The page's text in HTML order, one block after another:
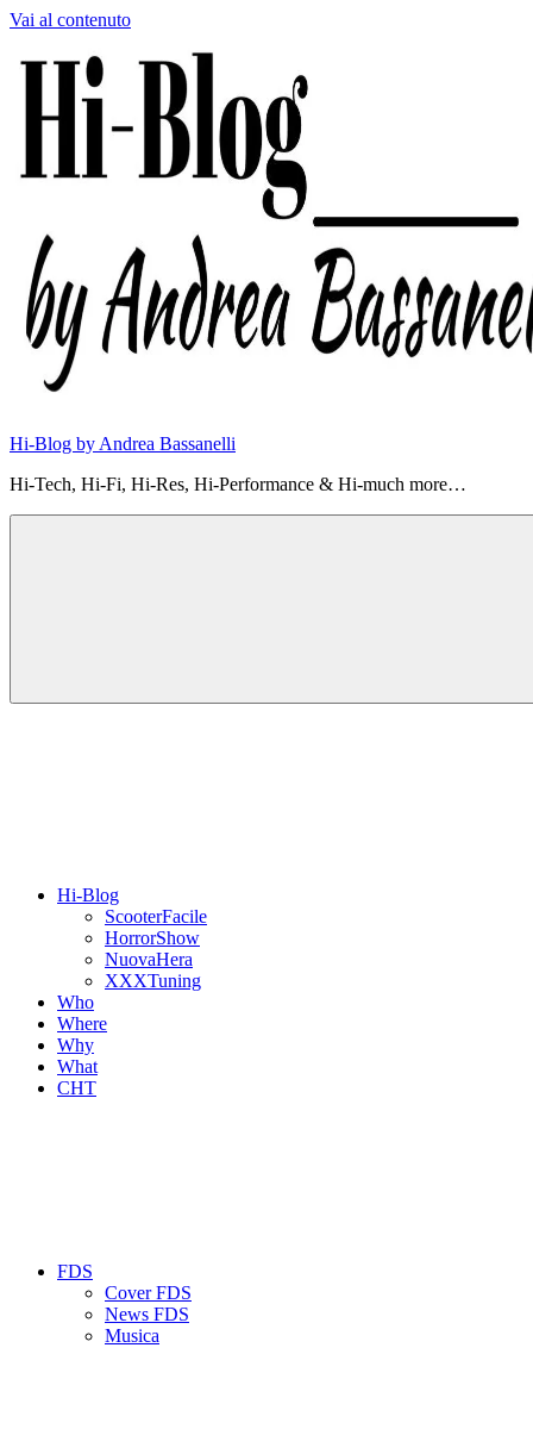
Vai al contenuto
Hi-Blog by Andrea Bassanelli
Hi-Tech, Hi-Fi, Hi-Res, Hi-Performance & Hi-much more…
Hi-Blog
ScooterFacile
HorrorShow
NuovaHera
XXXTuning
Who
Where
Why
What
CHT
FDS
Cover FDS
News FDS
Musica